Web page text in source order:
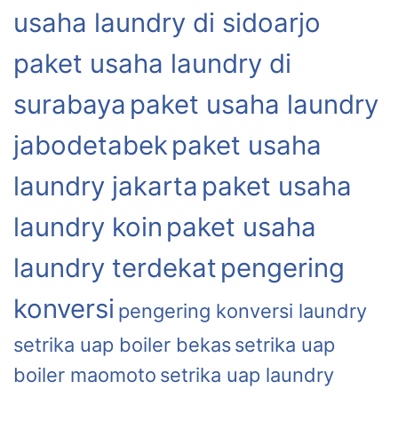
usaha laundry di sidoarjo
paket usaha laundry di
surabaya paket usaha laundry
jabodetabek paket usaha
laundry jakarta paket usaha
laundry koin paket usaha
laundry terdekat pengering
konversi pengering konversi laundry
setrika uap boiler bekassetrika uap
boiler maomoto setrika uap laundry